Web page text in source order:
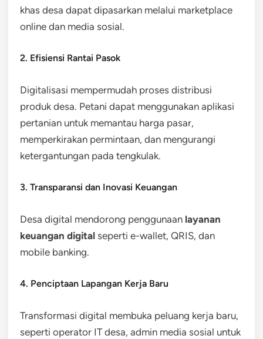
khas desa dapat dipasarkan melalui marketplace
online dan media sosial.
2. Efisiensi Rantai Pasok
Digitalisasi mempermudah proses distribusi
produk desa. Petani dapat menggunakan aplikasi
pertanian untuk memantau harga pasar,
memperkirakan permintaan, dan mengurangi
ketergantungan pada tengkulak.
3. Transparansi dan Inovasi Keuangan
Desa digital mendorong penggunaan layanan
keuangan digital seperti e-wallet, QRIS, dan
mobile banking.
4. Penciptaan Lapangan Kerja Baru
Transformasi digital membuka peluang kerja baru,
seperti operator IT desa, admin media sosial untuk